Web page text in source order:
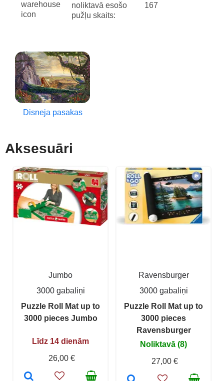
noliktavā esošo
pužļu skaits:
167
Disneja pasakas
Aksesuāri
Jumbo
3000 gabaliņi
Puzzle Roll Mat up to
3000 pieces Jumbo
Līdz 14 dienām
26,00 €
Ravensburger
3000 gabaliņi
Puzzle Roll Mat up to
3000 pieces
Ravensburger
Noliktavā (8)
27,00 €